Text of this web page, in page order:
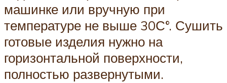
машинке или вручную при
температуре не выше 30С°. Сушить
готовые изделия нужно на
горизонтальной поверхности,
полностью развернутыми.